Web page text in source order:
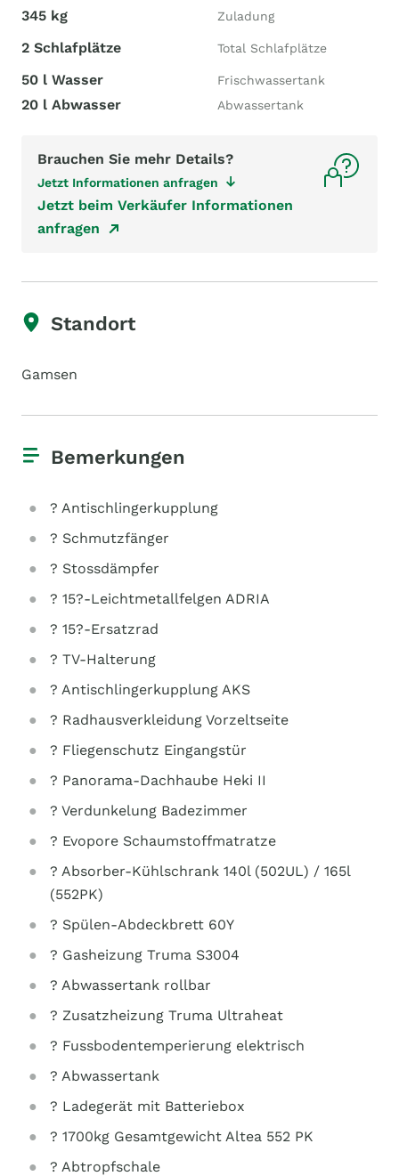
345 kg Zuladung
2 Schlafplätze Total Schlafplätze
50 l Wasser Frischwassertank
20 l Abwasser Abwassertank
Brauchen Sie mehr Details?
Jetzt Informationen anfragen
Jetzt beim Verkäufer Informationen
anfragen
Standort
Gamsen
Bemerkungen
? Antischlingerkupplung
? Schmutzfänger
? Stossdämpfer
? 15?-Leichtmetallfelgen ADRIA
? 15?-Ersatzrad
? TV-Halterung
? Antischlingerkupplung AKS
? Radhausverkleidung Vorzeltseite
? Fliegenschutz Eingangstür
? Panorama-Dachhaube Heki II
? Verdunkelung Badezimmer
? Evopore Schaumstoffmatratze
? Absorber-Kühlschrank 140l (502UL) / 165l
(552PK)
? Spülen-Abdeckbrett 60Y
? Gasheizung Truma S3004
? Abwassertank rollbar
? Zusatzheizung Truma Ultraheat
? Fussbodentemperierung elektrisch
? Abwassertank
? Ladegerät mit Batteriebox
? 1700kg Gesamtgewicht Altea 552 PK
? Abtropfschale